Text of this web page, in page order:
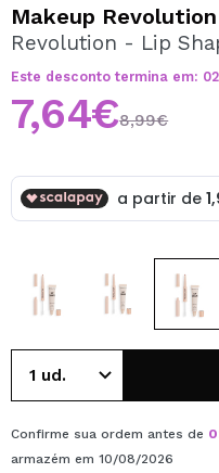
Ao criar uma conta no
compras rapidamente,
Makeup Revolution
Revolution - Lip
Este desconto termina em: 02
7,64€8,99€
Confirme sua ordem antes de
armazém em 10/08/2026